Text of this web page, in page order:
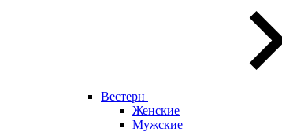
Вестерн
Женские
Мужские